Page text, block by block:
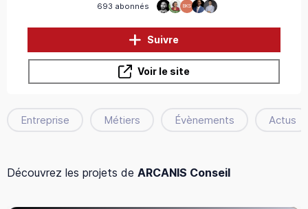
693 abonnés BKS
Suivre
Voir le site
Entreprise Métiers Évènements Actus
Découvrez les projets de ARCANIS Conseil